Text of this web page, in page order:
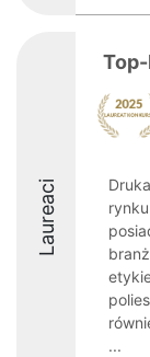
Laureaci
...